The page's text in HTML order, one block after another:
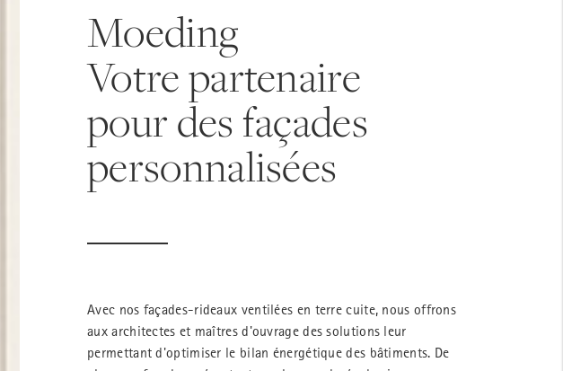
Moeding
Votre partenaire
pour des façades
personnalisées
Avec nos façades-rideaux ventilées en terre cuite, nous offrons
aux architectes et maîtres d'ouvrage des solutions leur
permettant d'optimiser le bilan énergétique des bâtiments. De